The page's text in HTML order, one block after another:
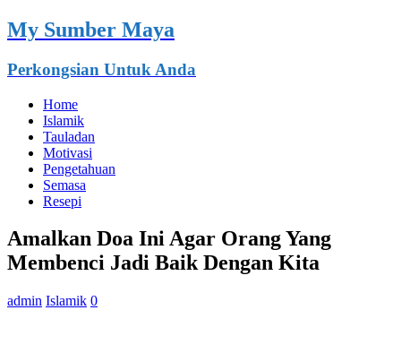
My Sumber Maya
Perkongsian Untuk Anda
Home
Islamik
Tauladan
Motivasi
Pengetahuan
Semasa
Resepi
Amalkan Doa Ini Agar Orang Yang
Membenci Jadi Baik Dengan Kita
admin Islamik 0